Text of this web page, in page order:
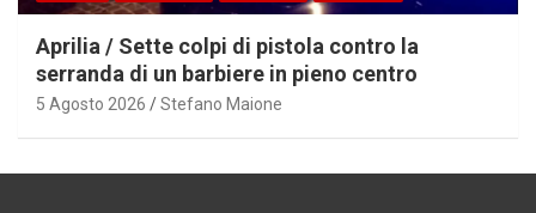
Aprilia / Sette colpi di pistola contro la
serranda di un barbiere in pieno centro
5 Agosto 2026 Stefano Maione